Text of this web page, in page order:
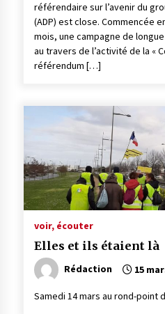
référendaire sur l’avenir du
(ADP) est close. Commencée
mois, une campagne de
au travers de l’activité de la «
référendum […]
voir, écouter
Elles et ils étaient là
Rédaction 15
Samedi 14 mars au rond-point